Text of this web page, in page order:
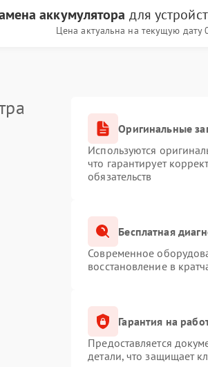
аккумулятора для
Цена актуальна на текущую дату
Оригинальные
Используются
что гарантирует
обязательств
Бесплатная
Современное
восстановление в
Гарантия на
Предоставляется
детали, что защищает